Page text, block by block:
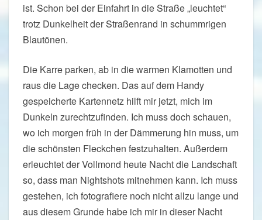
ist. Schon bei der Einfahrt in die Straße „leuchtet“
trotz Dunkelheit der Straßenrand in schummrigen
Blautönen.
Die Karre parken, ab in die warmen Klamotten und
raus die Lage checken. Das auf dem Handy
gespeicherte Kartennetz hilft mir jetzt, mich im
Dunkeln zurechtzufinden. Ich muss doch schauen,
wo ich morgen früh in der Dämmerung hin muss, um
die schönsten Fleckchen festzuhalten. Außerdem
erleuchtet der Vollmond heute Nacht die Landschaft
so, dass man Nightshots mitnehmen kann. Ich muss
gestehen, ich fotografiere noch nicht allzu lange und
aus diesem Grunde habe ich mir in dieser Nacht